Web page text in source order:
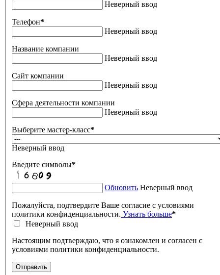
Неверный ввод
Телефон*
Неверный ввод
Название компании
Неверный ввод
Сайт компании
Неверный ввод
Сфера деятельности компании
Неверный ввод
Выберите мастер-класс*
Неверный ввод
Введите символы*
Обновить Неверный ввод
Пожалуйста, подтвердите Ваше согласие с условиями
политики конфиденциальности. Узнать больше*
Неверный ввод
Настоящим подтверждаю, что я ознакомлен и согласен с
условиями политики конфиденциальности.
Отправить